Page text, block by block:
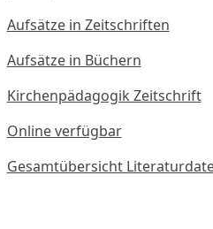
Aufsätze in Zeitschriften
Aufsätze in Büchern
Kirchenpädagogik Zeitschrift
Online verfügbar
Gesamtübersicht